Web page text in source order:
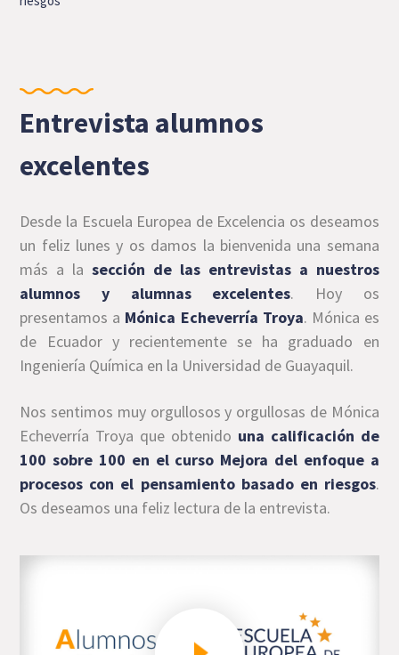
Entrevista alumnos
excelentes
Desde la Escuela Europea de Excelencia os deseamos
un feliz lunes y os damos la bienvenida una semana
más a lasección de las entrevistas a nuestros
alumnos y alumnas excelentes. Hoy os
presentamos a Mónica Echeverría Troya. Mónica es
de Ecuador y recientemente se ha graduado en
Ingeniería Química en la Universidad de Guayaquil.
Nos sentimos muy orgullosos y orgullosas de Mónica
Echeverría Troya que obtenido una calificación de
100 sobre 100 en el curso Mejora del enfoque a
procesos con el pensamiento basado en riesgos.
Os deseamos una feliz lectura de la entrevista.